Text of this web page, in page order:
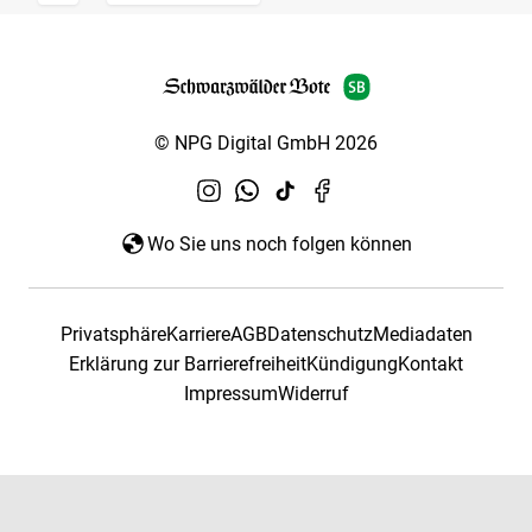
© NPG Digital GmbH 2026
Wo Sie uns noch folgen können
PrivatsphäreKarriereAGBDatenschutzMediadaten
Erklärung zur BarrierefreiheitKündigungKontakt
ImpressumWiderruf